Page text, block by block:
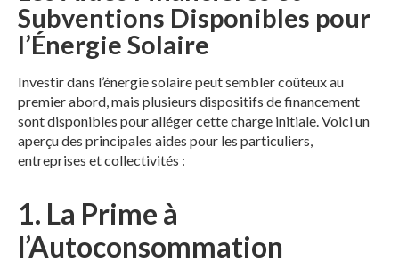
Subventions Disponibles pour
l’Énergie Solaire
Investir dans l’énergie solaire peut sembler coûteux au
premier abord, mais plusieurs dispositifs de financement
sont disponibles pour alléger cette charge initiale. Voici un
aperçu des principales aides pour les particuliers,
entreprises et collectivités :
1. La Prime à
l’Autoconsommation